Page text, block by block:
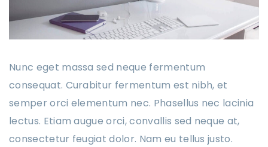
Nunc eget massa sed neque fermentum
consequat. Curabitur fermentum est nibh, et
semper orci elementum nec. Phasellus nec lacinia
lectus. Etiam augue orci, convallis sed neque at,
consectetur feugiat dolor. Nam eu tellus justo.